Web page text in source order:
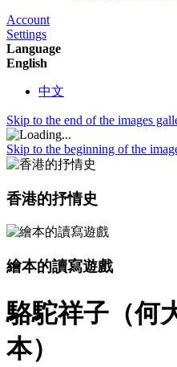
Account
Settings
Language
English
中文
Skip to the end of the images
Skip to the beginning of the
香港的抒情史
繪本的讀寫遊戲
駱駝祥子（何
本）